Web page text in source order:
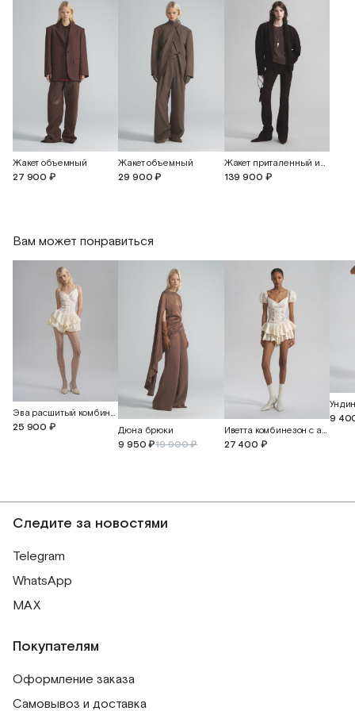
Жакет объемный
27 900 ₽
Жакет объемный
29 900 ₽
Жакет приталенный из замши
139 900 ₽
Вам может понравиться
Эва расшитый комбинезон с прорезными бабочками
25 900 ₽
Дюна брюки
9 950 ₽19 900 ₽
Иветта комбинезон с ажурной вышивкой
27 400 ₽
9
Следите за новостями
Telegram
WhatsApp
MAX
Покупателям
Оформление заказа
Самовывоз и доставка